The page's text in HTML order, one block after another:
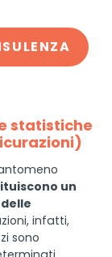
statistiche
un
infatti,
sono